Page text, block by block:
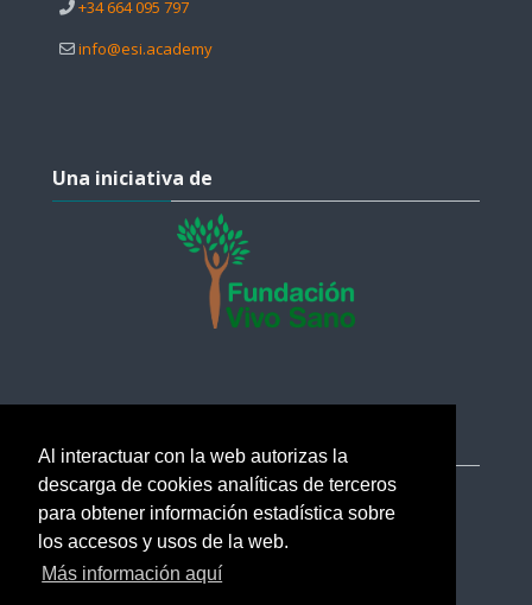
Al interactuar con la web autorizas la
descarga de cookies analíticas de terceros
para obtener información estadística sobre
los accesos y usos de la web.
Más información aquí
+34 664 095 797
info@esi.academy
Una iniciativa de
Salta Ayuda
Ayuda
soporte@esi.academy
Ayuda
Verificar certificados